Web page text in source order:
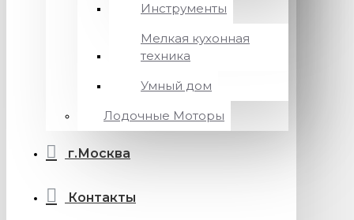
Инструменты
Мелкая кухонная
техника
Умный дом
Лодочные Моторы
г.Москва
Контакты